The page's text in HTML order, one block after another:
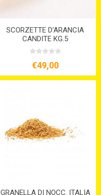
SCORZETTE D'ARANCIA
CANDITE KG.5
€49,00
GRANELLA DI NOCC. ITALIA